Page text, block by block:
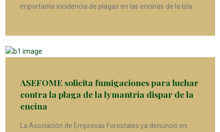
importante incidencia de plagas en las encinas de la Isla
ASEFOME solicita fumigaciones para luchar
contra la plaga de la lymantria dispar de la
encina
La Asociación de Empresas Forestales ya denunció en